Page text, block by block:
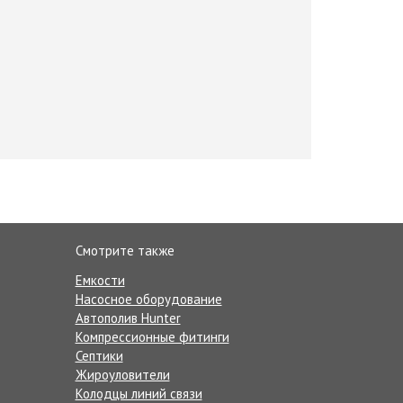
Смотрите также
Емкости
Насосное оборудование
Автополив Hunter
Компрессионные фитинги
Септики
Жироуловители
Колодцы линий связи